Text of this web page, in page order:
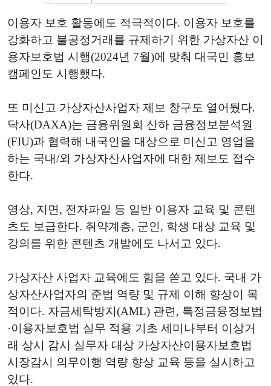
이용자 보호 활동에도 적극적이다. 이용자 보호를
강화하고 불공정거래를 규제하기 위한 가상자산 이
용자보호법 시행(2024년 7월)에 맞춰 대국민 홍보
캠페인도 시행했다.
또 미신고 가상자산사업자 제보 창구도 열어뒀다.
닥사(DAXA)는 금융위원회 산하 금융정보분석원
(FIU)과 협력해 내국인을 대상으로 미신고 영업을
하는 국내/외 가상자산사업자에 대한 제보도 접수
한다.
영상, 지면, 전자파일 등 일반 이용자 교육 및 콘텐
츠도 보급한다. 취약계층, 군인, 학생 대상 교육 및
강의를 위한 콘텐츠 개발에도 나서고 있다.
가상자산 사업자 교육에도 힘을 쏟고 있다. 국내 가
상자산사업자의 준법 역량 및 규제 이해 향상이 목
적이다. 자금세탁방지(AML) 관련, 특정금융정보법
·이용자보호법 실무 적용 기초 세미나부터 이상거
래 상시 감시 실무자 대상 가상자산이용자보호법
시장감시 의무이행 역량 향상 교육 등을 실시하고
있다.